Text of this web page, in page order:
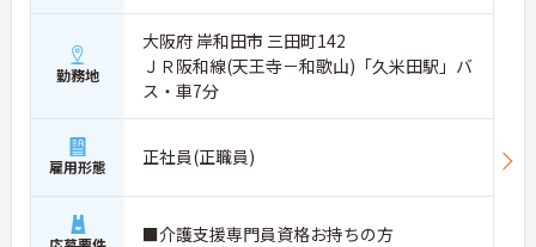
勤務地
大阪府 岸和田市 三田町142
ＪＲ阪和線(天王寺－和歌山)「久米田駅」バ
ス・車7分
雇用形態 正社員(正職員)
■介護支援専門員資格お持ちの方